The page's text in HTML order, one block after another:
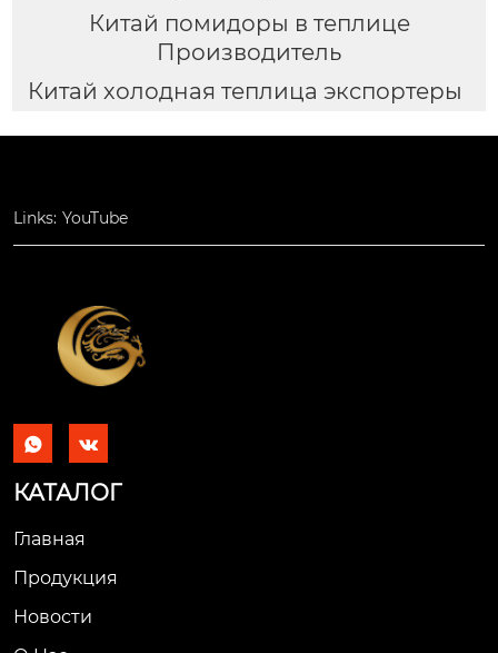
Китай помидоры в теплице
Производитель
Китай холодная теплица экспортеры
Links: YouTube
 
КАТАЛОГ
Главная
Продукция
Новости